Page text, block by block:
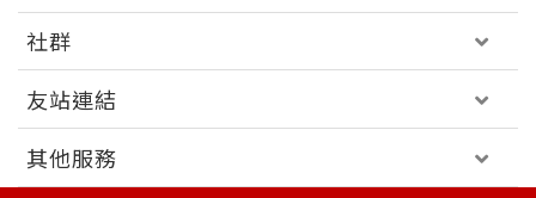
社群
友站連結
其他服務